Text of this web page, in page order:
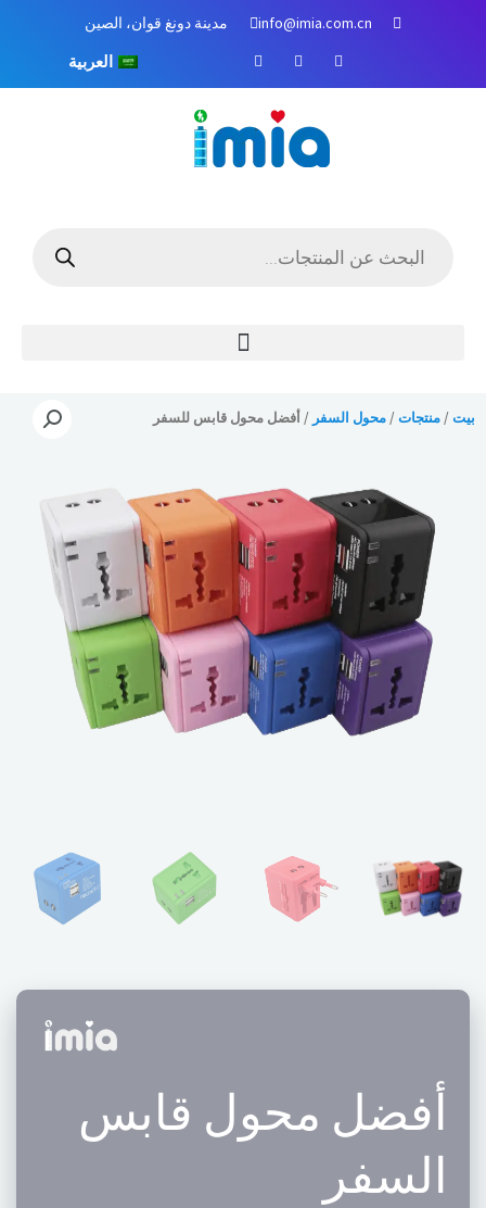
info@imia.com.cn مدينة دونغ قوان، الصين
ف
ي
س
م
و
ق
o
u
T
ا
ن
س
ر
م
العربية
المنتجات
بيت/منتجات/محول السفر / أفضل محول قابس للسفر
أفضل محول قابس
السفر